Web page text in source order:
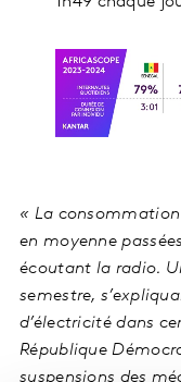
« La
en moyenne
écoutant la radio.
semestre,
d’électricité dans
République
suspensions des